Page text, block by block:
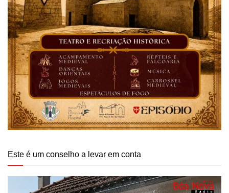
Este é um conselho a levar em conta